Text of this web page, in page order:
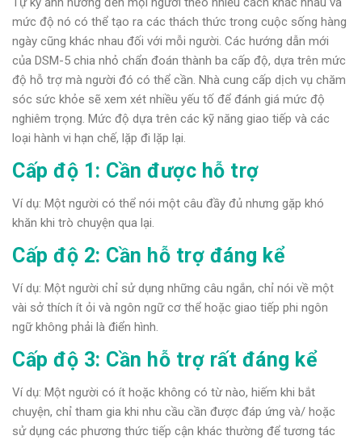
mức độ nó có thể tạo ra các thách thức trong cuộc sống hàng
ngày cũng khác nhau đối với mỗi người. Các hướng dẫn mới
của DSM-5 chia nhỏ chẩn đoán thành ba cấp độ, dựa trên mức
độ hỗ trợ mà người đó có thể cần. Nhà cung cấp dịch vụ chăm
sóc sức khỏe sẽ xem xét nhiều yếu tố để đánh giá mức độ
nghiêm trọng. Mức độ dựa trên các kỹ năng giao tiếp và các
loại hành vi hạn chế, lặp đi lặp lại.
Cấp độ 1: Cần được hỗ trợ
Ví dụ: Một người có thể nói một câu đầy đủ nhưng gặp khó
khăn khi trò chuyện qua lại.
Cấp độ 2: Cần hỗ trợ đáng kể
Ví dụ: Một người chỉ sử dụng những câu ngắn, chỉ nói về một
vài sở thích ít ỏi và ngôn ngữ cơ thể hoặc giao tiếp phi ngôn
ngữ không phải là điển hình.
Cấp độ 3: Cần hỗ trợ rất đáng kể
Ví dụ: Một người có ít hoặc không có từ nào, hiếm khi bắt
chuyện, chỉ tham gia khi nhu cầu cần được đáp ứng và/ hoặc
sử dụng các phương thức tiếp cận khác thường để tương tác